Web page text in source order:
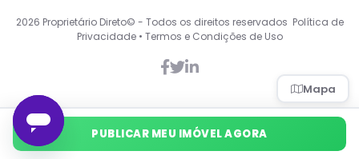
Mapa
2026 Proprietário Direto© - Todos os direitos reservados Política de
Privacidade • Termos e Condições de Uso
PUBLICAR MEU IMÓVEL AGORA